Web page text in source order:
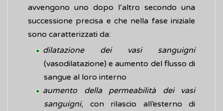
avvengono uno dopo l’altro secondo una
successione precisa e che nella fase iniziale
sono caratterizzati da:
dilatazione dei vasi sanguigni
(vasodilatazione) e aumento del flusso di
sangue al loro interno
aumento della permeabilità dei vasi
sanguigni, con rilascio all’esterno di